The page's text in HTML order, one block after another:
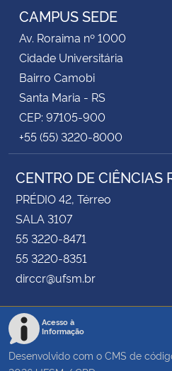
CAMPUS SEDE
Av. Roraima nº 1000
Cidade Universitária
Bairro Camobi
Santa Maria - RS
CEP: 97105-900
+55 (55) 3220-8000
CENTRO DE CIÊNCIAS
PRÉDIO 42, Térreo
SALA 3107
55 3220-8471
55 3220-8351
dirccr@ufsm.br
Acesso à
Informação
Desenvolvido com o CMS de